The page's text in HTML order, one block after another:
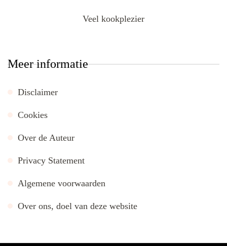
Veel kookplezier
Meer informatie
Disclaimer
Cookies
Over de Auteur
Privacy Statement
Algemene voorwaarden
Over ons, doel van deze website